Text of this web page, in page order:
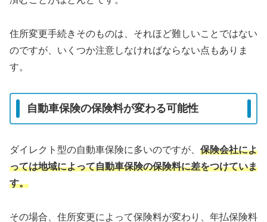
住所変更手続きそのものは、それほど難しいことではない
のですが、いくつか注意しなければならない点もありま
す。
自動車保険の保険料が変わる可能性
ダイレクト型の自動車保険に多いのですが、 保険会社によ
っては地域によって自動車保険の保険料に差をつけていま
す。
その場合、住所変更によって保険料が変わり、年払保険料